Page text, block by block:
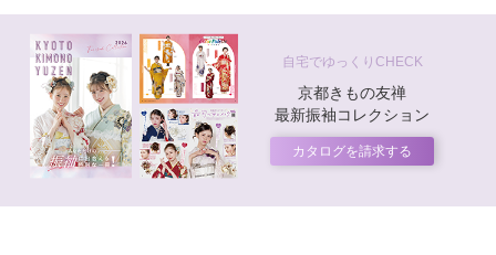
自宅でゆっくりCHECK
京都きもの友禅
最新振袖コレクション
カタログを請求する